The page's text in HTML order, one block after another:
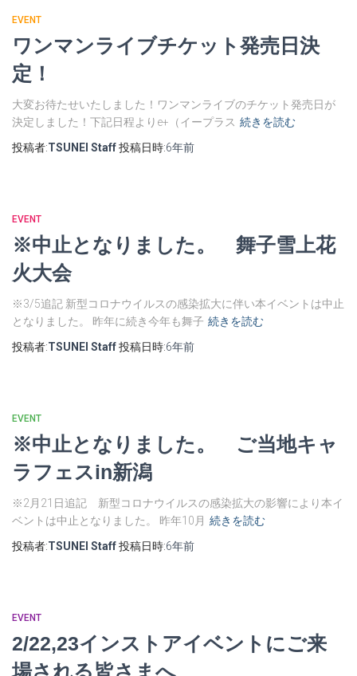
EVENT
ワンマンライブチケット発売日決
定！
大変お待たせいたしました！ワンマンライブのチケット発売日が
決定しました！下記日程よりe+（イープラス 続きを読む
投稿者:TSUNEI Staff投稿日時:6年前
EVENT
※中止となりました。 舞子雪上花
火大会
※3/5追記 新型コロナウイルスの感染拡大に伴い本イベントは中止
となりました。 昨年に続き今年も舞子 続きを読む
投稿者:TSUNEI Staff投稿日時:6年前
EVENT
※中止となりました。 ご当地キャ
ラフェスin新潟
※2月21日追記 新型コロナウイルスの感染拡大の影響により本イ
ベントは中止となりました。 昨年10月 続きを読む
投稿者:TSUNEI Staff投稿日時:6年前
EVENT
2/22,23インストアイベントにご来
場される皆さまへ